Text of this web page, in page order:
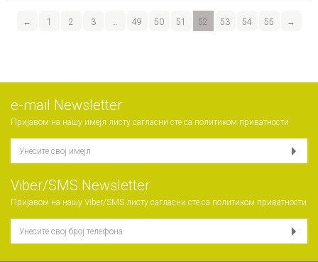
← 1 2 3 49 50 51 52 53 54 55 →
е-mail Newsletter
Пријавом на нашу имејл листу сагласни сте са политиком приватности
Viber/SMS Newsletter
Пријавом на нашу Viber/SMS листу сагласни сте са политиком приватности